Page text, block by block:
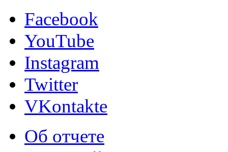
Facebook
YouTube
Instagram
Twitter
VKontakte
Об отчете